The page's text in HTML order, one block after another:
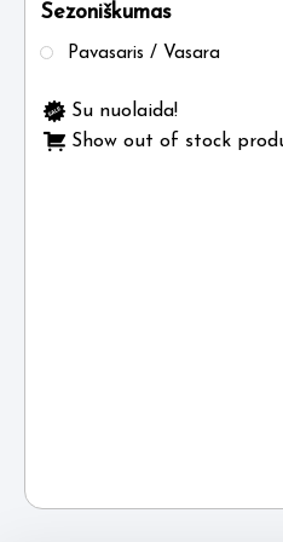
Sezoniškumas
Pavasaris / Vasara
Su nuolaida!
Show out of stock